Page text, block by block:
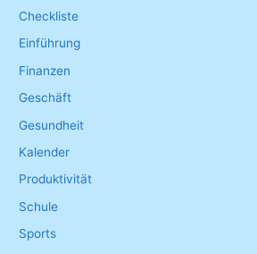
o
Checkliste
Einführung
Finanzen
Geschäft
Gesundheit
Kalender
Produktivität
Schule
Sports